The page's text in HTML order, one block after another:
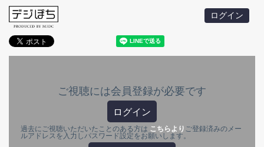
ログイン
ご視聴には会員登録が必要です
ログイン
過去にご視聴いただいたことのある方は こちらより ご登録済みのメー
ルアドレスを入力しパスワード設定をお願いします。